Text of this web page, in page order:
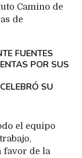
Camino de
de
FUENTES
POR SUS
SU
el equipo
favor de la